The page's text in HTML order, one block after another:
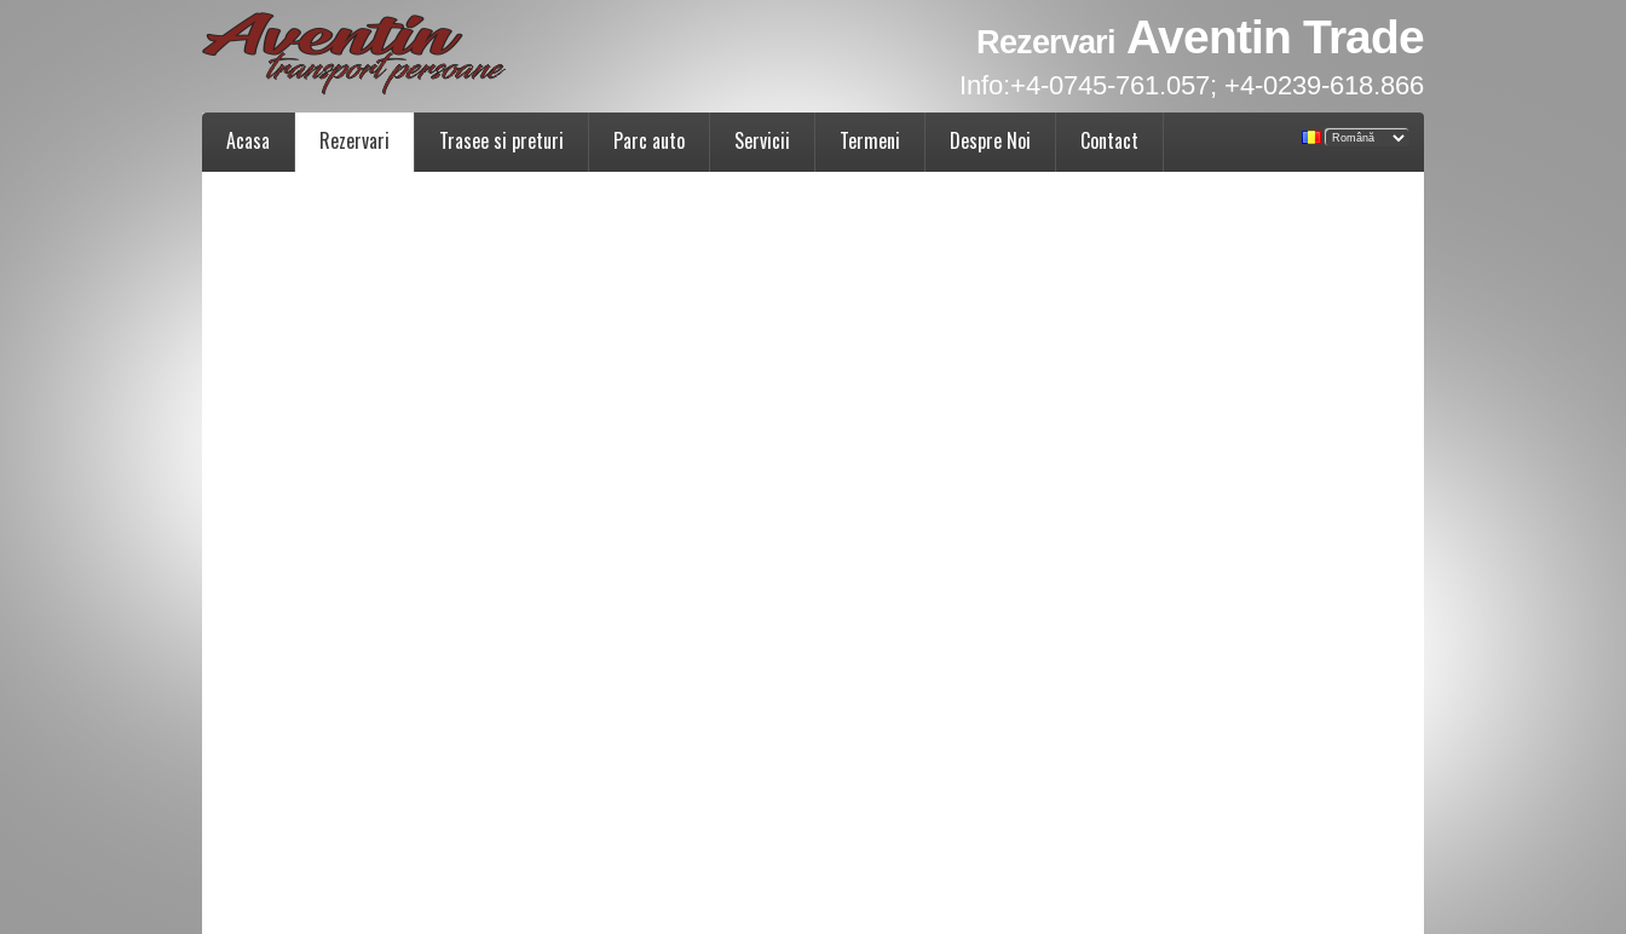
Rezervari Aventin Trade
Info:+4-0745-761.057; +4-0239-618.866
Acasa Rezervari Trasee si preturi Parc auto Servicii Termeni Despre Noi Contact